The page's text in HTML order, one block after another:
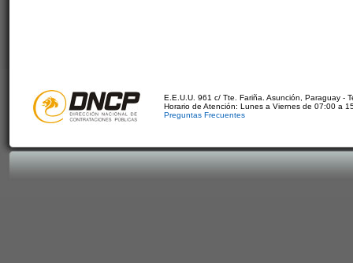
E.E.U.U. 961 c/ Tte. Fariña. Asunción, Paraguay -
Horario de Atención: Lunes a Viernes de 07:00 a
Preguntas Frecuentes